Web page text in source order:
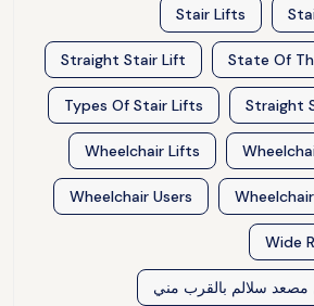
Stair Lifts
State Of
Straight Stair Lift
Straight
Types Of Stair Lifts
Wheelchair Lifts
Wheelchair Users
Wide
سلالم بالقرب مني